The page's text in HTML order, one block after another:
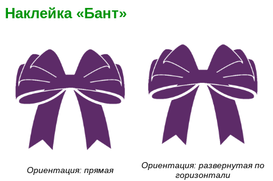
Наклейка «Бант»
Ориентация: прямая
Ориентация: развернутая по
горизонтали